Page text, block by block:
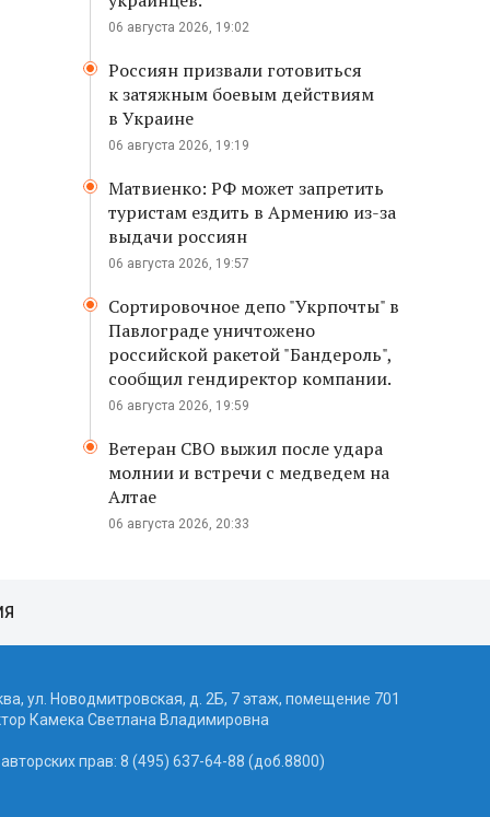
06 августа 2026, 19:02
Россиян призвали готовиться
к затяжным боевым действиям
в Украине
06 августа 2026, 19:19
Матвиенко: РФ может запретить
туристам ездить в Армению из-за
выдачи россиян
06 августа 2026, 19:57
Сортировочное депо "Укрпочты" в
Павлограде уничтожено
российской ракетой "Бандероль",
сообщил гендиректор компании.
06 августа 2026, 19:59
Ветеран СВО выжил после удара
молнии и встречи с медведем на
Алтае
06 августа 2026, 20:33
ул. Новодмитровская, д. 2Б, 7 этаж, помещение 701
Камека Светлана Владимировна
прав: 8 (495) 637-64-88 (доб.8800)